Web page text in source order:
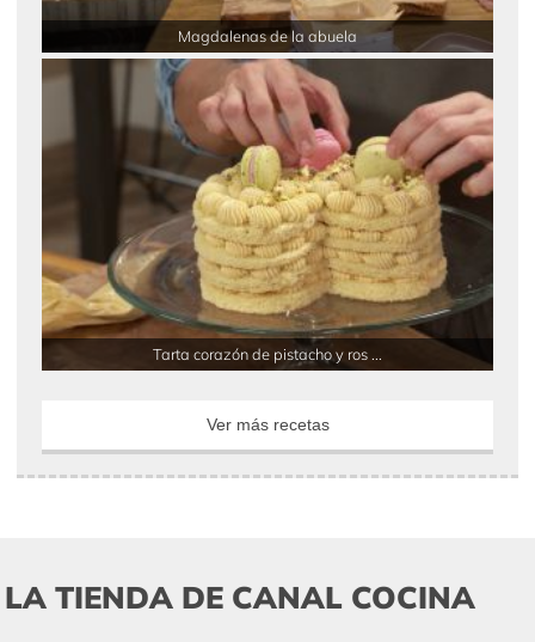
Magdalenas de la abuela
Tarta corazón de pistacho y ros ...
Ver más recetas
LA TIENDA DE CANAL COCINA